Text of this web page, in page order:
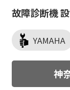
故障診断機
YAMAHA
神